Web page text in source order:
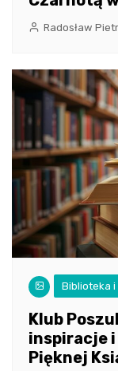
Radosław
Biblioteka
Klub
inspiracje
Pięknej